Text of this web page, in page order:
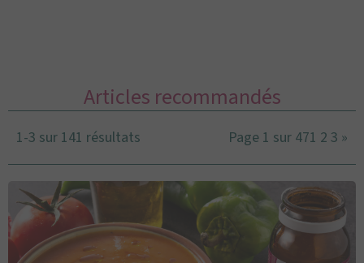
Articles recommandés
1-3 sur 141 résultats Page 1 sur 471 2 3 »